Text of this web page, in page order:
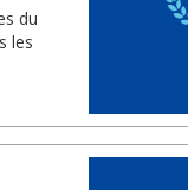
du
les